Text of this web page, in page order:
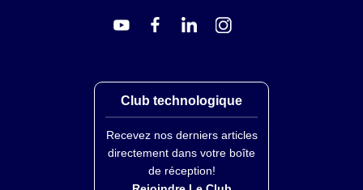
Club technologique
Recevez nos derniers articles
directement dans votre boîte
de réception!